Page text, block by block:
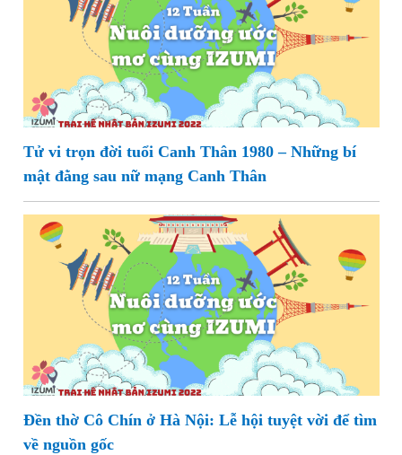
Tử vi trọn đời tuổi Canh Thân 1980 – Những bí
mật đằng sau nữ mạng Canh Thân
Đền thờ Cô Chín ở Hà Nội: Lễ hội tuyệt vời để tìm
về nguồn gốc